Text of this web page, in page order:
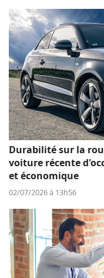
Durabilité sur la
voiture récente
et économique
02/07/2026 à 13h56